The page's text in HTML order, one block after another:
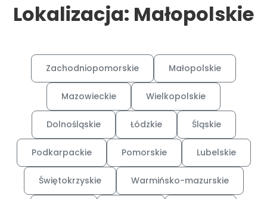
Lokalizacja: Małopolskie
Zachodniopomorskie Małopolskie
Mazowieckie Wielkopolskie
Dolnośląskie Łódzkie Śląskie
Podkarpackie Pomorskie Lubelskie
Świętokrzyskie Warmińsko-mazurskie